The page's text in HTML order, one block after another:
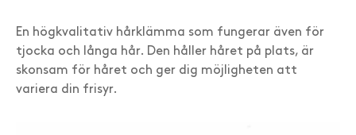
En högkvalitativ hårklämma som fungerar även för
tjocka och långa hår. Den håller håret på plats, är
skonsam för håret och ger dig möjligheten att
variera din frisyr.